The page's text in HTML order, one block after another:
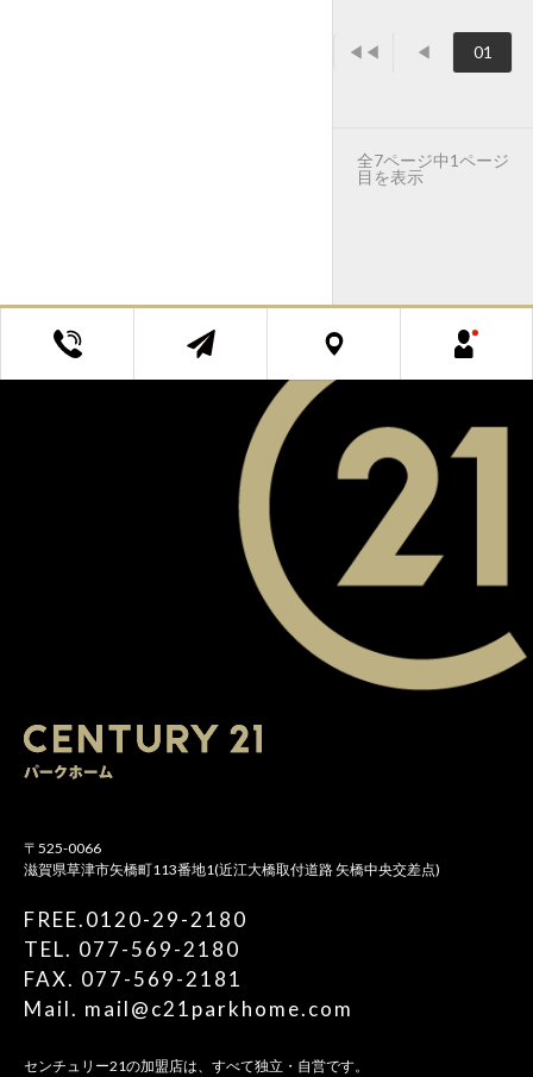
◀◀ ◀ 01
全7ページ中1ページ
目を表示
〒525-0066
滋賀県草津市矢橋町113番地1(近江大橋取付道路 矢橋中央交差点)
FREE.0120-29-2180
TEL. 077-569-2180
FAX. 077-569-2181
Mail. mail@c21parkhome.com
センチュリー21の加盟店は、すべて独立・自営です。